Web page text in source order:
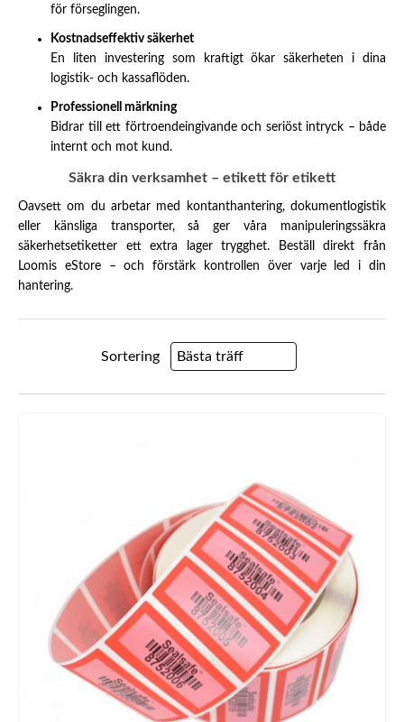
för förseglingen.
Kostnadseffektiv säkerhet
En liten investering som kraftigt ökar säkerheten i dina
logistik- och kassaflöden.
Professionell märkning
Bidrar till ett förtroendeingivande och seriöst intryck – både
internt och mot kund.
Säkra din verksamhet – etikett för etikett
Oavsett om du arbetar med kontanthantering, dokumentlogistik
eller känsliga transporter, så ger våra manipuleringssäkra
säkerhetsetiketter ett extra lager trygghet. Beställ direkt från
Loomis eStore – och förstärk kontrollen över varje led i din
hantering.
Sortering